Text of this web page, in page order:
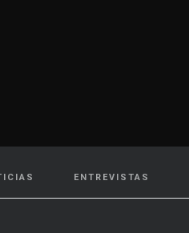
ENTREVISTAS